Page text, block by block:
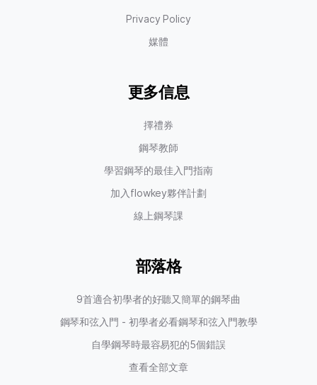
Privacy Policy
媒體
更多信息
擇禮券
鋼琴教師
學習鋼琴的最佳入門指南
加入flowkey夥伴計劃
線上鋼琴課
部落格
9首適合初學者的好聽又簡單的鋼琴曲
鋼琴和弦入門 - 初學者必看鋼琴和弦入門教學
自學鋼琴時最容易犯的5個錯誤
查看全部文章